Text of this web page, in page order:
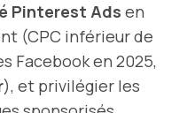
Pinterest Ads en
(CPC inférieur de
Facebook en 2025,
), et privilégier les